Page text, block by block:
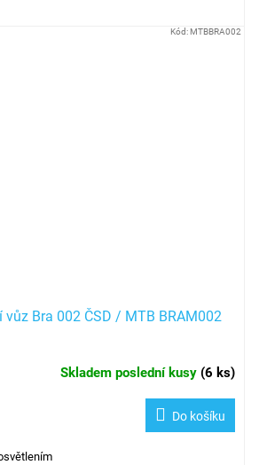
vůz Bra 002 ČSD / MTB BRAM002
Skladem poslední kusy (6 ks)
Do košíku
Kód:MTBBRA002